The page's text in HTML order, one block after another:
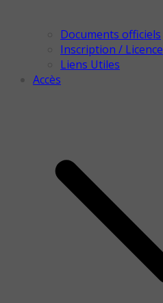
Documents officiels
Inscription / Licence
Liens Utiles
Accès